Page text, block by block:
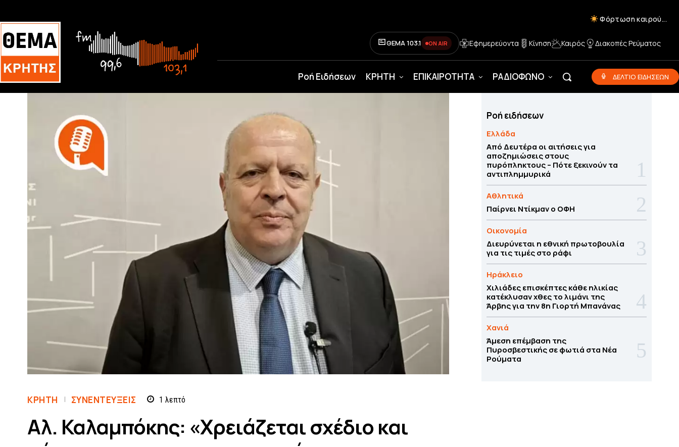
Φόρτωση καιρού...
ΘΕΜΑ 103.1 ON AIR Εφημερεύοντα Κίνηση Καιρός Διακοπές Ρεύματος
Ροή Ειδήσεων ΚΡΗΤΗ ΕΠΙΚΑΙΡΟΤΗΤΑ ΡΑΔΙΟΦΩΝΟ ΔΕΛΤΙΟ ΕΙΔΗΣΕΩΝ
ΚΡΗΤΗ ΣΥΝΕΝΤΕΎΞΕΙΣ 1 λεπτό
Αλ. Καλαμπόκης: «Χρειάζεται σχέδιο και
Ροή ειδήσεων
Ελλάδα
Από Δευτέρα οι αιτήσεις για
αποζημιώσεις στους
πυρόπληκτους – Πότε ξεκινούν τα
αντιπλημμυρικά
Αθλητικά
Παίρνει Ντίκμαν ο ΟΦΗ
Οικονομία
Διευρύνεται η εθνική πρωτοβουλία
για τις τιμές στο ράφι
Ηράκλειο
Χιλιάδες επισκέπτες κάθε ηλικίας
κατέκλυσαν χθες το λιμάνι της
Άρβης για την 8η Γιορτή Μπανάνας
Χανιά
Άμεση επέμβαση της
Πυροσβεστικής σε φωτιά στα Νέα
Ρούματα